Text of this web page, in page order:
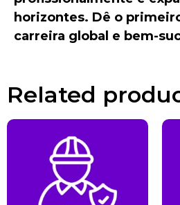
horizontes. Dê o
carreira global e bem-
Related